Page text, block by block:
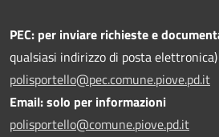
PEC: per inviare richieste e
qualsiasi indirizzo di posta
polisportello@pec.comune.piove.pd.it
Email: solo per informazioni
polisportello@comune.piove.pd.it